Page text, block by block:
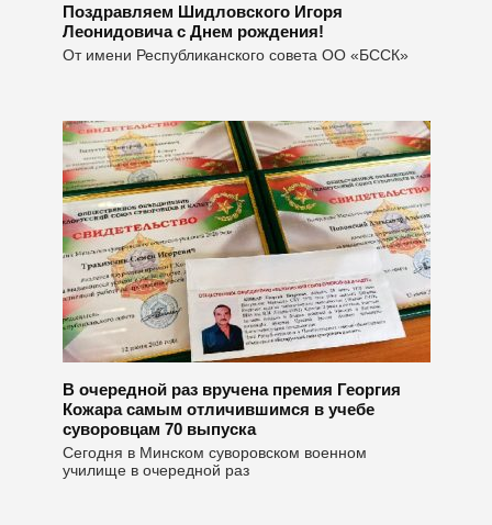
Поздравляем Шидловского Игоря
Леонидовича с Днем рождения!
От имени Республиканского совета ОО «БССК»
В очередной раз вручена премия Георгия
Кожара самым отличившимся в учебе
суворовцам 70 выпуска
Сегодня в Минском суворовском военном
училище в очередной раз